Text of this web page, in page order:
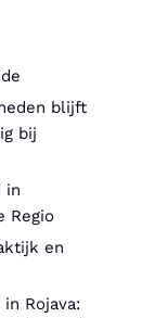
blijft
bij
in
Regio
en
Rojava: